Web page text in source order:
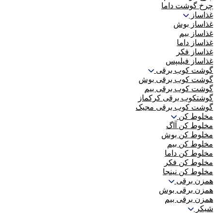
چرخ گوشت داما
غذاساز
غذاساز بوش
غذاساز بیم
غذاساز داما
غذاساز فکر
غذاساز فیلیپس
گوشت کوب برقی
گوشت کوب برقی بوش
گوشت کوب برقی بیم
گوشتکوب برقی کرکماز
گوشت کوب برقی مجیک
مخلوط کن
مخلوط کن آاگ
مخلوط کن بوش
مخلوط کن بیم
مخلوط کن داما
مخلوط کن فکر
مخلوط کن نینجا
همزن برقی
همزن برقی بوش
همزن برقی بیم
شیکر